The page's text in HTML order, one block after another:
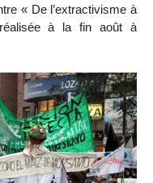
« De l’extractivisme à
réalisée à la fin août à